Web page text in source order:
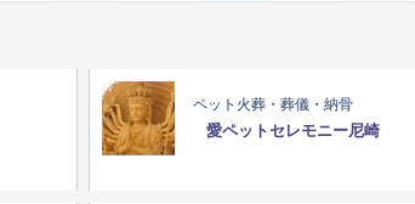
ペット火葬・葬儀・納骨
愛ペットセレモニー尼崎